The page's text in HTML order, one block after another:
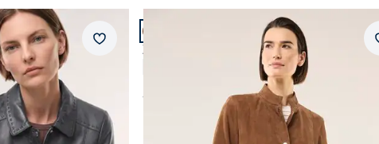
Rot
Schwarz
Abbrechen
wärmend
geknöpft
Abbrechen
Merkzettel
Artikel 2 von 4.
Ziegenvelours Ledermantel
ab